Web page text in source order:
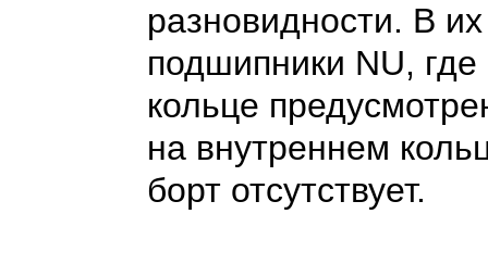
разновидности. В
подшипники NU,
кольце
на внутреннем
борт отсутствует.